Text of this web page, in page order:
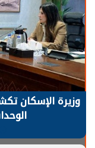
وزيرة الإسكان